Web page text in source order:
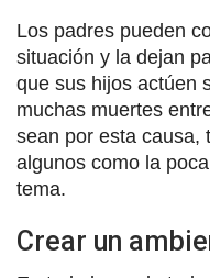
Los padres pueden
situación y la dejan
que sus hijos actúen
muchas muertes
sean por esta causa,
algunos como la
tema.
Crear un